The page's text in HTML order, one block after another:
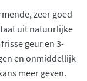
zeer goed
uit natuurlijke
geur en 3-
en onmiddellijk
meer geven.